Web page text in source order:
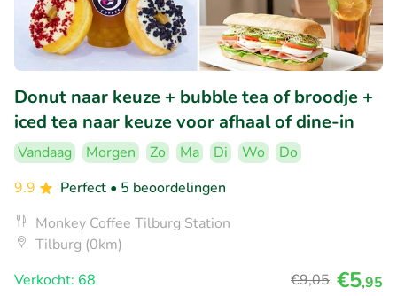
Donut naar keuze + bubble tea of broodje +
iced tea naar keuze voor afhaal of dine-in
Vandaag Morgen Zo Ma Di Wo
Do
9.9
Perfect • 5 beoordelingen
Monkey Coffee Tilburg Station
Tilburg (0km)
Verkocht: 68
€9,05 €5,95